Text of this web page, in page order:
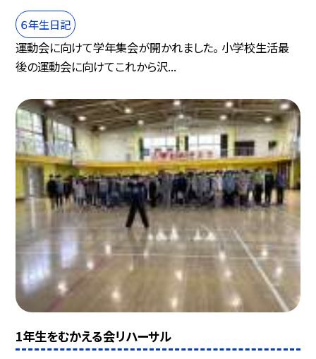
６年生日記
運動会に向けて学年集会が開かれました。 小学校生活最
後の運動会に向けてこれから沢...
1年生をむかえる会リハーサル